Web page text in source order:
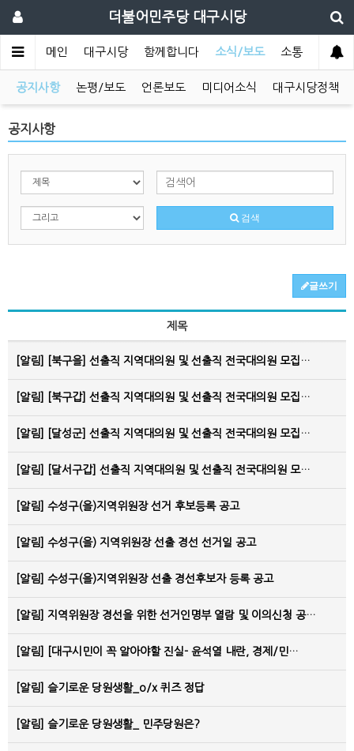
더불어민주당 대구시당
메인 대구시당 함께합니다 소식/보도 소통
공지사항 논평/보도 언론보도 미디어소식 대구시당정책
공지사항
검색
글쓰기
제목
[알림] [북구을] 선출직 지역대의원 및 선출직 전국대의원 모집…
[알림] [북구갑] 선출직 지역대의원 및 선출직 전국대의원 모집…
[알림] [달성군] 선출직 지역대의원 및 선출직 전국대의원 모집…
[알림] [달서구갑] 선출직 지역대의원 및 선출직 전국대의원 모…
[알림] 수성구(을)지역위원장 선거 후보등록 공고
[알림] 수성구(을) 지역위원장 선출 경선 선거일 공고
[알림] 수성구(을)지역위원장 선출 경선후보자 등록 공고
[알림] 지역위원장 경선을 위한 선거인명부 열람 및 이의신청 공…
[알림] [대구시민이 꼭 알아야할 진실- 윤석열 내란, 경제/민…
[알림] 슬기로운 당원생활_o/x 퀴즈 정답
[알림] 슬기로운 당원생활_ 민주당원은?